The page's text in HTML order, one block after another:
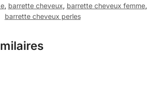
, barrette cheveux, barrette cheveux femme,
barrette cheveux perles